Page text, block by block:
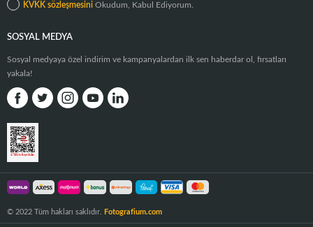
KVKK sözleşmesini Okudum, Kabul Ediyorum.
SOSYAL MEDYA
Sosyal medyaya özel indirim ve kampanyalardan ilk sen haberdar ol, fırsatları
yakala!
© 2022 Tüm hakları saklıdır. Fotografium.com